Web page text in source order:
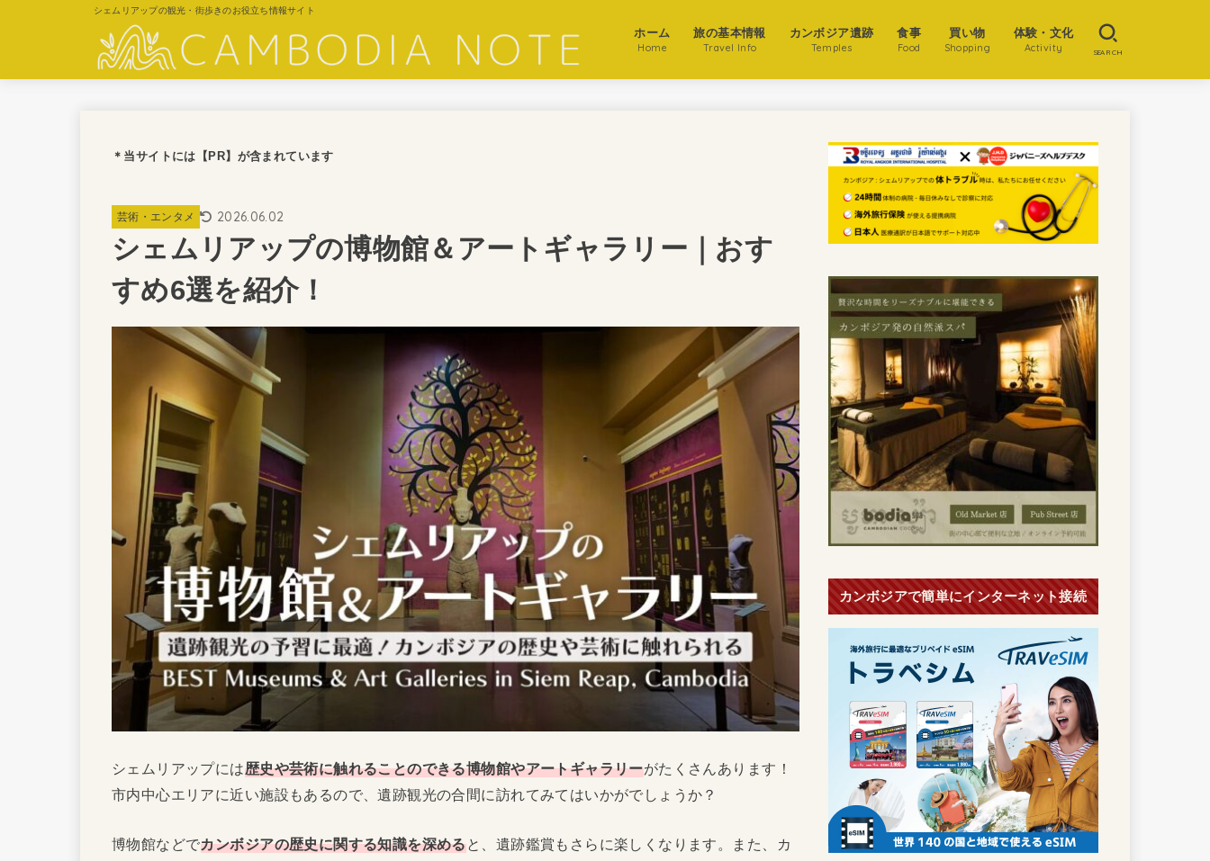
シェムリアップの観光・街歩きのお役立ち情報サイト
ホーム
Home
旅の基本情報
Travel Info
カンボジア遺跡
Temples
食事
Food
買い物
Shopping
体験・文化
Activity SEARCH
＊当サイトには【PR】が含まれています
芸術・エンタメ 2026.06.02
シェムリアップの博物館＆アートギャラリー｜おす
すめ6選を紹介！
シェムリアップには歴史や芸術に触れることのできる博物館やアートギャラリーがたくさんあります！
市内中心エリアに近い施設もあるので、遺跡観光の合間に訪れてみてはいかがでしょうか？
博物館などでカンボジアの歴史に関する知識を深めると、遺跡鑑賞もさらに楽しくなります。また、カ
カンボジアで簡単にインターネット接続